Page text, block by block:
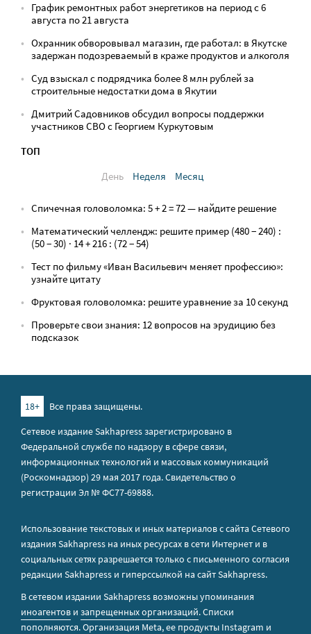
График ремонтных работ энергетиков на период с 6
августа по 21 августа
Охранник обворовывал магазин, где работал: в Якутске
задержан подозреваемый в краже продуктов и алкоголя
Суд взыскал с подрядчика более 8 млн рублей за
строительные недостатки дома в Якутии
Дмитрий Садовников обсудил вопросы поддержки
участников СВО с Георгием Куркутовым
ТОП
День
Неделя Месяц
Спичечная головоломка: 5 + 2 = 72 — найдите решение
Математический челлендж: решите пример (480 − 240) :
(50 − 30) · 14 + 216 : (72 − 54)
Тест по фильму «Иван Васильевич меняет профессию»:
узнайте цитату
Фруктовая головоломка: решите уравнение за 10 секунд
Проверьте свои знания: 12 вопросов на эрудицию без
подсказок
18+
Все права защищены.
Сетевое издание Sakhapress зарегистрировано в
Федеральной службе по надзору в сфере связи,
информационных технологий и массовых коммуникаций
(Роскомнадзор) 29 мая 2017 года. Свидетельство о
регистрации Эл № ФС77-69888.
Использование текстовых и иных материалов с сайта Сетевого
издания Sakhapress на иных ресурсах в сети Интернет и в
социальных сетях разрешается только с письменного согласия
редакции Sakhapress и гиперссылкой на сайт Sakhapress.
В сетевом издании Sakhapress возможны упоминания
иноагентов и запрещенных организаций. Списки
пополняются. Организация Metа, ее продукты Instagram и